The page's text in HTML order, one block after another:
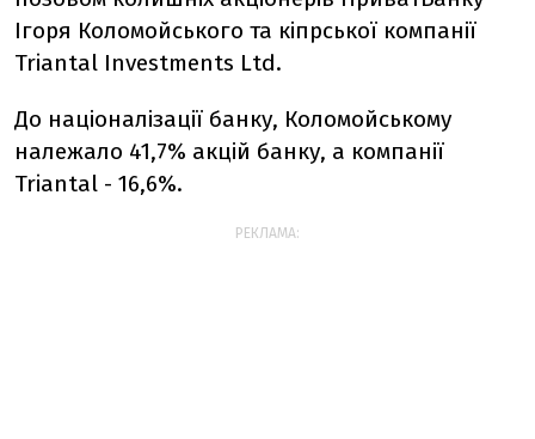
Ігоря Коломойського та кіпрської компанії
Triantal Investments Ltd.
До націоналізації банку, Коломойському
належало 41,7% акцій банку, а компанії
Triantal - 16,6%.
РЕКЛАМА: